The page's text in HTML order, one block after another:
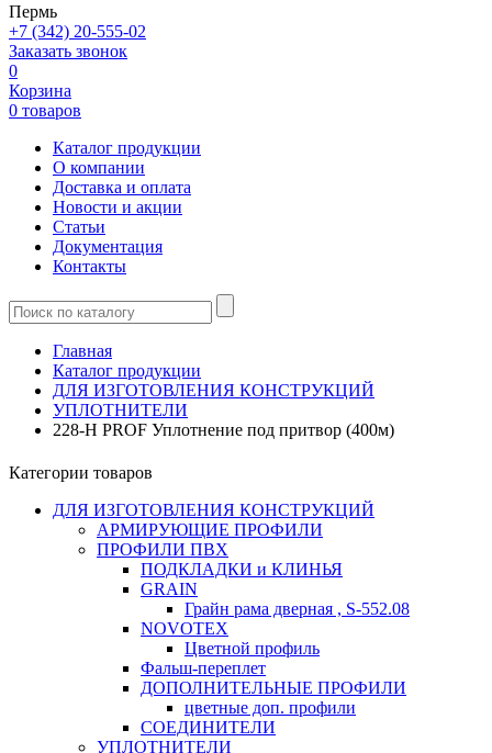
Пермь
+7 (342) 20-555-02
Заказать звонок
0
Корзина
0 товаров
Каталог продукции
О компании
Доставка и оплата
Новости и акции
Статьи
Документация
Контакты
Главная
Каталог продукции
ДЛЯ ИЗГОТОВЛЕНИЯ КОНСТРУКЦИЙ
УПЛОТНИТЕЛИ
228-Н PROF Уплотнение под притвор (400м)
Категории товаров
ДЛЯ ИЗГОТОВЛЕНИЯ КОНСТРУКЦИЙ
АРМИРУЮЩИЕ ПРОФИЛИ
ПРОФИЛИ ПВХ
ПОДКЛАДКИ и КЛИНЬЯ
GRAIN
Грайн рама дверная , S-552.08
NOVOTEX
Цветной профиль
Фальш-переплет
ДОПОЛНИТЕЛЬНЫЕ ПРОФИЛИ
цветные доп. профили
СОЕДИНИТЕЛИ
УПЛОТНИТЕЛИ